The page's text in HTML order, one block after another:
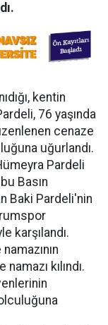
kentin
76 yaşında
cenaze
uğurlandı.
Pardeli
Basın
Baki Pardeli'nin
karşılandı.
kılındı.